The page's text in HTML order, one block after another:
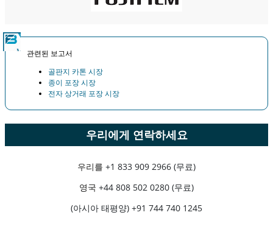
관련된 보고서
골판지 카톤 시장
종이 포장 시장
전자 상거래 포장 시장
우리에게 연락하세요
우리를 +1 833 909 2966 (무료)
영국 +44 808 502 0280 (무료)
(아시아 태평양) +91 744 740 1245